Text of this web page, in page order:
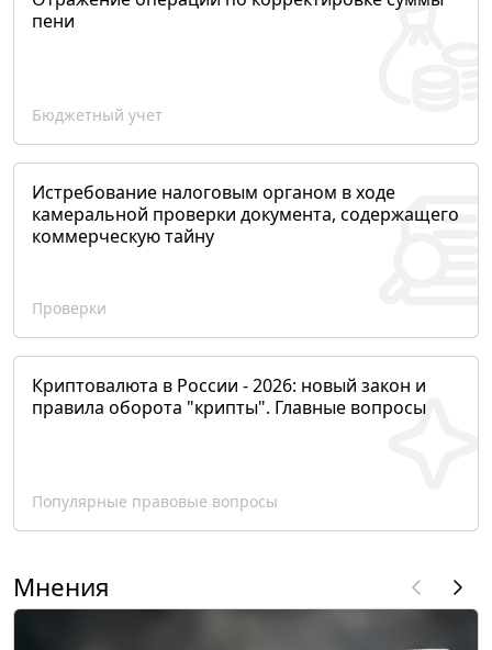
пени
Бюджетный учет
Истребование налоговым органом в ходе
камеральной проверки документа, содержащего
коммерческую тайну
Проверки
Криптовалюта в России - 2026: новый закон и
правила оборота "крипты". Главные вопросы
Популярные правовые вопросы
Мнения